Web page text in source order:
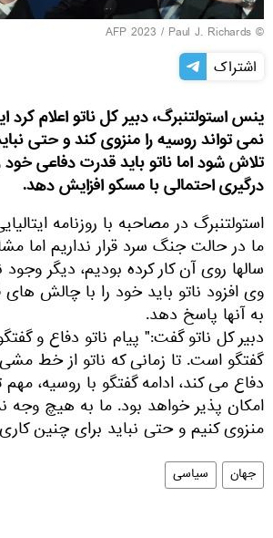
© AFP 2023 / Paul J. Richards
اشتراک
ینس استولتنبرگ، دبیر کل ناتو اعلام کرد
نمی تواند روسیه را منزوی کند و حتی
تلاش شود اما ناتو باید قدرت دفاعی خود
درگیری احتمالی با مسکو افزایش دهد.
ما در حالت جنگ سرد قرار نداریم اما
سالها روی آن کار کرده بودیم، دیگر وجود
وی افزود ناتو باید خود را با چالش
به آنها پاسخ دهد.
دبیر کل ناتو گفت:" پیام ناتو دفاع و
گفتگو است. تا زمانی که ناتو از خط مشی
دفاع می کند، ادامه گفتگو با روسیه،
امکان پذیر خواهد بود. ما به هیچ وجه
منزوی کنیم و حتی نباید برای چنین
جهان سیاسی